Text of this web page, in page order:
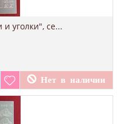
уголки", се...